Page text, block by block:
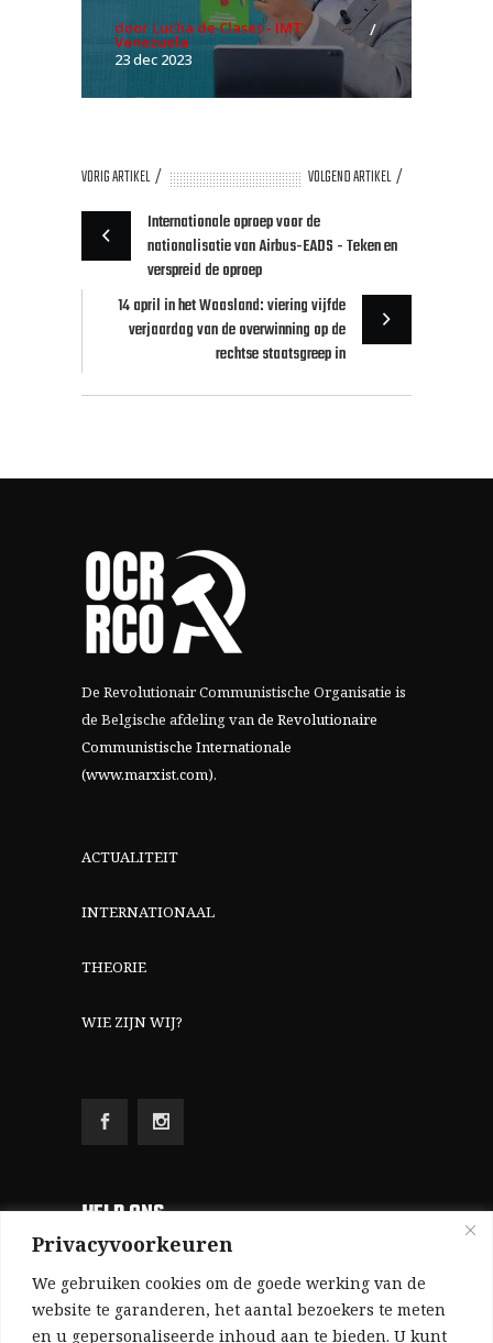
Privacyvoorkeuren
We gebruiken cookies om de goede werking van de
website te garanderen, het aantal bezoekers te meten
en u gepersonaliseerde inhoud aan te bieden. U kunt
door Lucha de Clases - IMT
Venezuela
23 dec 2023
VORIG ARTIKEL
VOLGEND ARTIKEL
Internationale oproep voor de
nationalisatie van Airbus-EADS - Teken en
verspreid de oproep
14 april in het Waasland: viering vijfde
verjaardag van de overwinning op de
rechtse staatsgreep in
De Revolutionair Communistische Organisatie is
de Belgische afdeling vande Revolutionaire
Communistische Internationale
(www.marxist.com).
ACTUALITEIT
INTERNATIONAAL
THEORIE
WIE ZIJN WIJ?
HELP ONS
Aangezien we volledig zelf gefinancierd zijn
(zonder subsidies, zonder commerciële
advertenties en zonder rijke sponsors), zijn we